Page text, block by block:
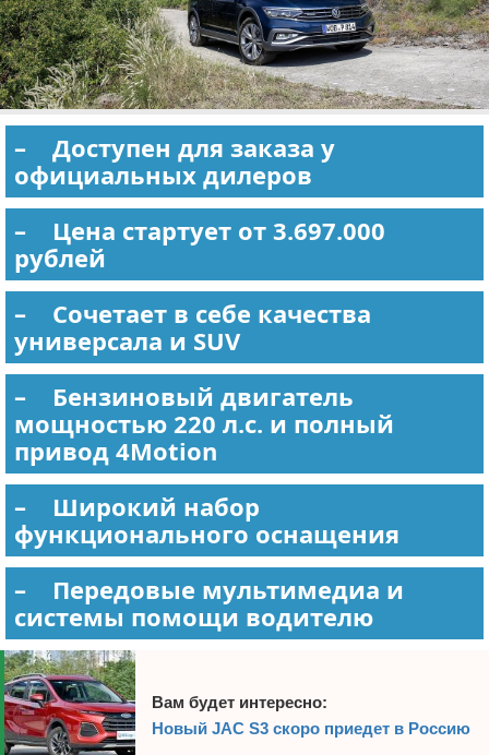
– Доступен для заказа у
официальных дилеров
– Цена стартует от 3.697.000
рублей
– Сочетает в себе качества
универсала и SUV
– Бензиновый двигатель
мощностью 220 л.с. и полный
привод 4Motion
– Широкий набор
функционального оснащения
– Передовые мультимедиа и
системы помощи водителю
Вам будет интересно:
Новый JAC S3 скоро приедет в Россию